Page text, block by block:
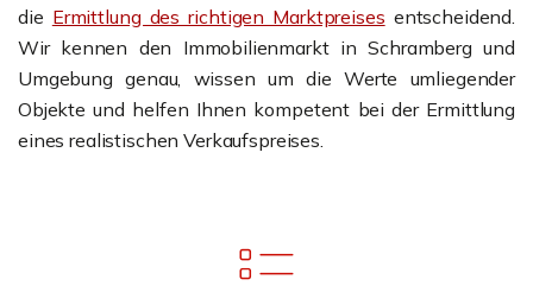
die Ermittlung des richtigen Marktpreises entscheidend.
Wir kennen den Immobilienmarkt in Schramberg und
Umgebung genau, wissen um die Werte umliegender
Objekte und helfen Ihnen kompetent bei der Ermittlung
eines realistischen Verkaufspreises.